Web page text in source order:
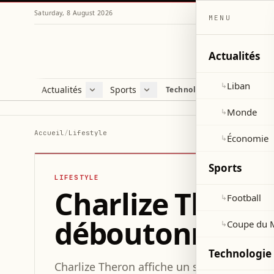
Saturday, 8 August 2026
Actualités
Liban
Sports
Football
Technologie et sciences
Accueil/Lifestyle
LIFESTYLE
Charlize
déboutonnée
Charlize Theron affiche un style
MENU
Actualités
↳Liban
↳Monde
↳Économie
Sports
↳Football
↳Coupe du
Technologie